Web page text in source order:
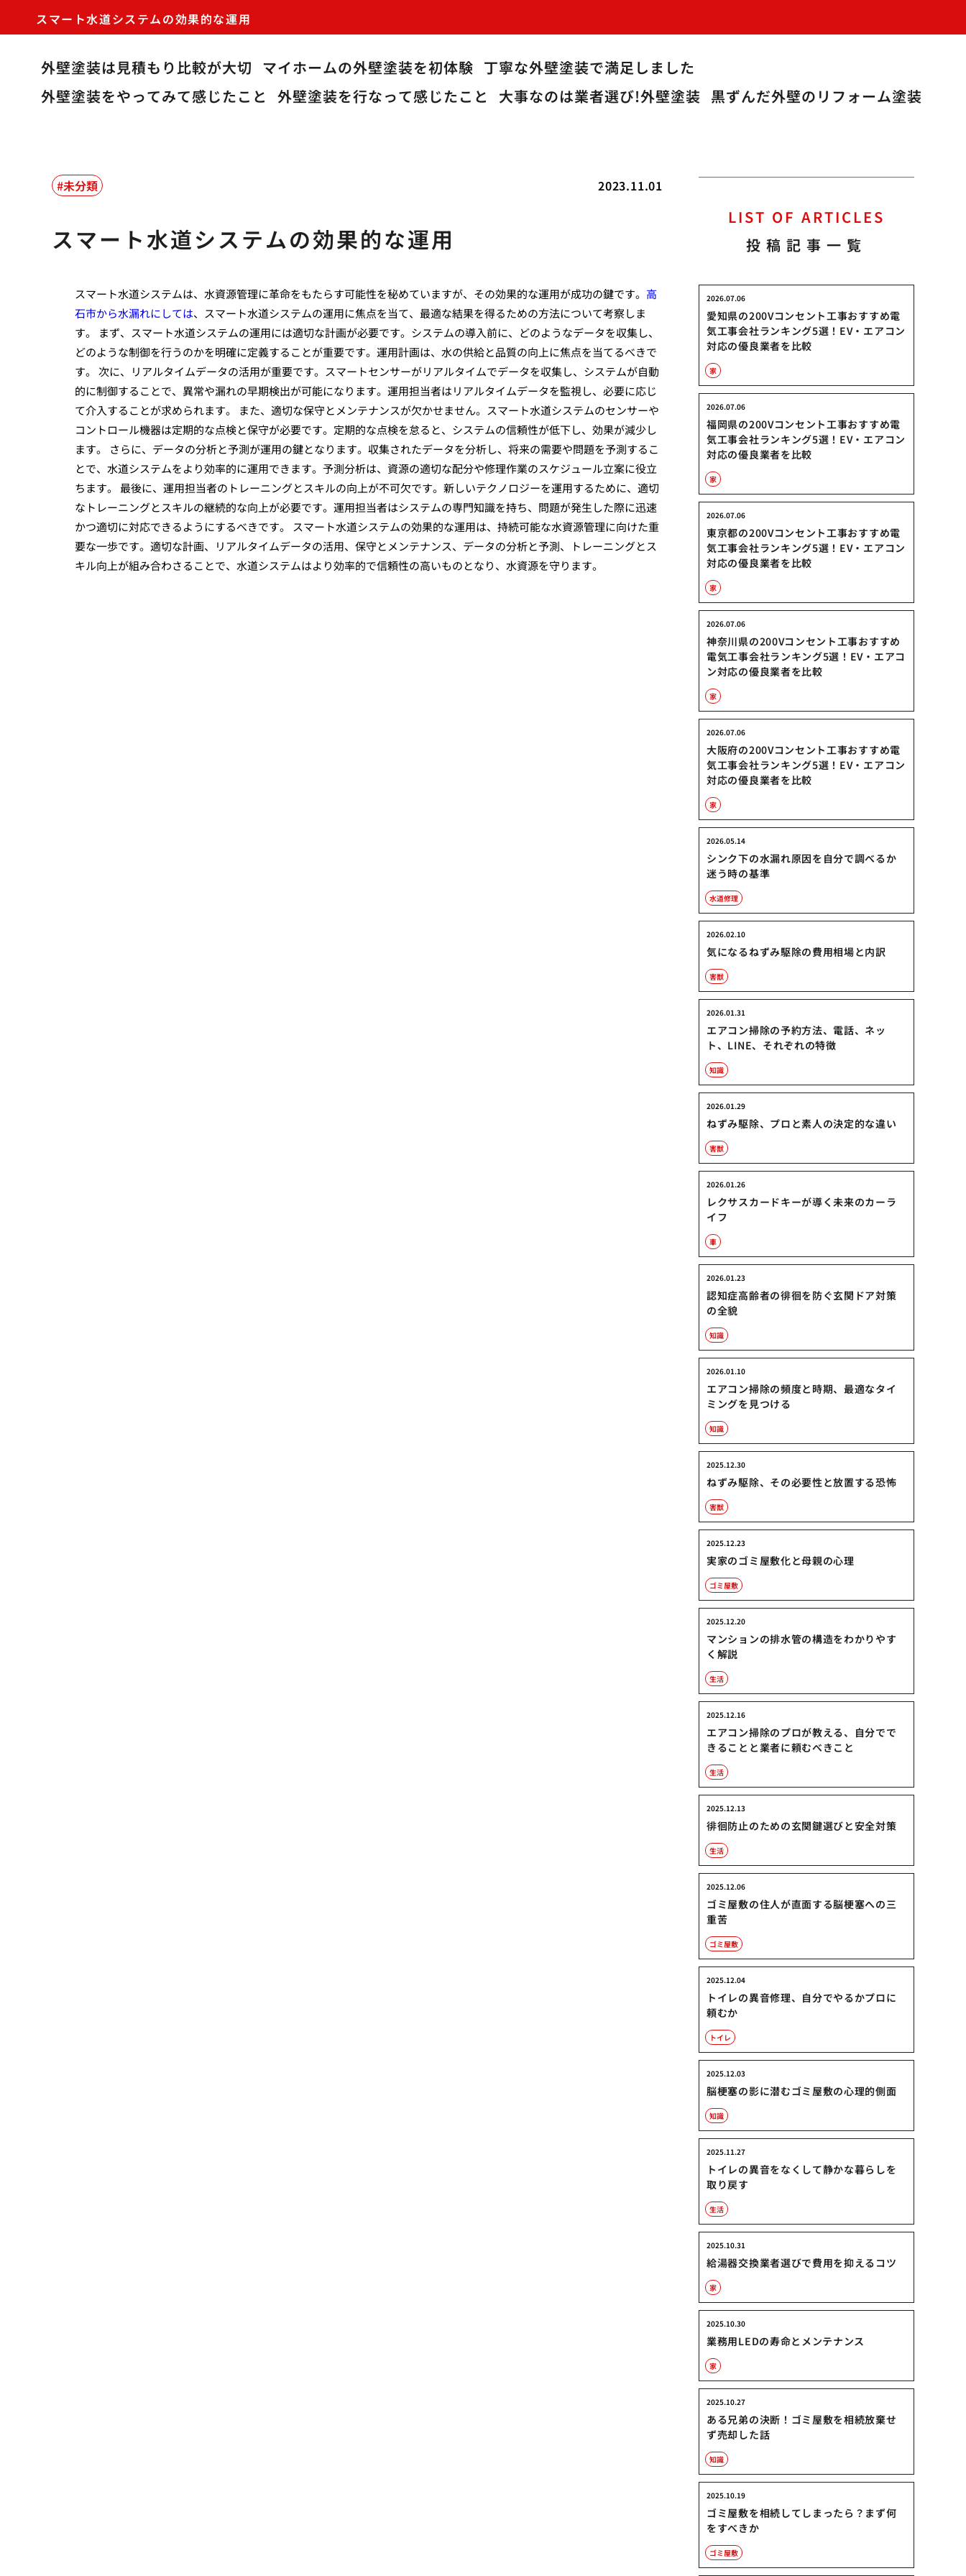
スマート水道システムの効果的な運用
外壁塗装は見積もり比較が大切 マイホームの外壁塗装を初体験 丁寧な外壁塗装で満足しました
外壁塗装をやってみて感じたこと
外壁塗装を行なって感じたこと 大事なのは業者選び!外壁塗装 黒ずんだ外壁のリフォーム塗装
2023.11.01
未分類
スマート水道システムの効果的な運用
スマート水道システムは、水資源管理に革命をもたらす可能性を秘めていますが、その効果的な運用が成功の鍵です。 高
石市から水漏れにしては、スマート水道システムの運用に焦点を当て、最適な結果を得るための方法について考察しま
す。 まず、スマート水道システムの運用には適切な計画が必要です。システムの導入前に、どのようなデータを収集し、
どのような制御を行うのかを明確に定義することが重要です。運用計画は、水の供給と品質の向上に焦点を当てるべきで
す。 次に、リアルタイムデータの活用が重要です。スマートセンサーがリアルタイムでデータを収集し、システムが自動
的に制御することで、異常や漏れの早期検出が可能になります。運用担当者はリアルタイムデータを監視し、必要に応じ
て介入することが求められます。 また、適切な保守とメンテナンスが欠かせません。スマート水道システムのセンサーや
コントロール機器は定期的な点検と保守が必要です。定期的な点検を怠ると、システムの信頼性が低下し、効果が減少し
ます。 さらに、データの分析と予測が運用の鍵となります。収集されたデータを分析し、将来の需要や問題を予測するこ
とで、水道システムをより効率的に運用できます。予測分析は、資源の適切な配分や修理作業のスケジュール立案に役立
ちます。 最後に、運用担当者のトレーニングとスキルの向上が不可欠です。新しいテクノロジーを運用するために、適切
なトレーニングとスキルの継続的な向上が必要です。運用担当者はシステムの専門知識を持ち、問題が発生した際に迅速
かつ適切に対応できるようにするべきです。 スマート水道システムの効果的な運用は、持続可能な水資源管理に向けた重
要な一歩です。適切な計画、リアルタイムデータの活用、保守とメンテナンス、データの分析と予測、トレーニングとス
キル向上が組み合わさることで、水道システムはより効率的で信頼性の高いものとなり、水資源を守ります。
LIST OF ARTICLES
投稿記事一覧
愛知県の200Vコンセント工事おすすめ電
気工事会社ランキング5選！EV・エアコン
対応の優良業者を比較
2026.07.06
家
福岡県の200Vコンセント工事おすすめ電
気工事会社ランキング5選！EV・エアコン
対応の優良業者を比較
2026.07.06
家
東京都の200Vコンセント工事おすすめ電
気工事会社ランキング5選！EV・エアコン
対応の優良業者を比較
2026.07.06
家
神奈川県の200Vコンセント工事おすすめ
電気工事会社ランキング5選！EV・エアコ
ン対応の優良業者を比較
2026.07.06
家
大阪府の200Vコンセント工事おすすめ電
気工事会社ランキング5選！EV・エアコン
対応の優良業者を比較
2026.07.06
家
シンク下の水漏れ原因を自分で調べるか
迷う時の基準
2026.05.14
水道修理
気になるねずみ駆除の費用相場と内訳
2026.02.10
害獣
エアコン掃除の予約方法、電話、ネッ
ト、LINE、それぞれの特徴
2026.01.31
知識
ねずみ駆除、プロと素人の決定的な違い
2026.01.29
害獣
レクサスカードキーが導く未来のカーラ
イフ
2026.01.26
車
認知症高齢者の徘徊を防ぐ玄関ドア対策
の全貌
2026.01.23
知識
エアコン掃除の頻度と時期、最適なタイ
ミングを見つける
2026.01.10
知識
ねずみ駆除、その必要性と放置する恐怖
2025.12.30
害獣
実家のゴミ屋敷化と母親の心理
2025.12.23
ゴミ屋敷
マンションの排水管の構造をわかりやす
く解説
2025.12.20
生活
エアコン掃除のプロが教える、自分でで
きることと業者に頼むべきこと
2025.12.16
生活
徘徊防止のための玄関鍵選びと安全対策
2025.12.13
生活
ゴミ屋敷の住人が直面する脳梗塞への三
重苦
2025.12.06
ゴミ屋敷
トイレの異音修理、自分でやるかプロに
頼むか
2025.12.04
トイレ
脳梗塞の影に潜むゴミ屋敷の心理的側面
2025.12.03
知識
トイレの異音をなくして静かな暮らしを
取り戻す
2025.11.27
生活
給湯器交換業者選びで費用を抑えるコツ
2025.10.31
家
業務用LEDの寿命とメンテナンス
2025.10.30
家
ある兄弟の決断！ゴミ屋敷を相続放棄せ
ず売却した話
2025.10.27
知識
ゴミ屋敷を相続してしまったら？まず何
をすべきか
2025.10.19
ゴミ屋敷